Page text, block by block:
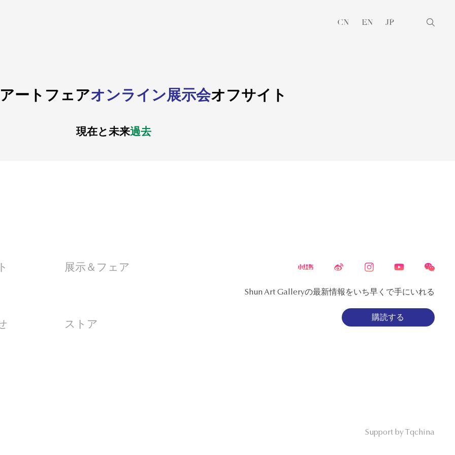
CN EN JP
ートフェアオンライン展示会オフサイト
現在と未来過去
展示＆フェア
ストア
Shun Art Galleryの最新情報をいち早くで手にいれる
購読する
Support by Tqchina